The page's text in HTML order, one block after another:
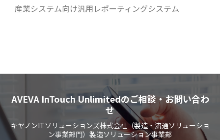
産業システム向け汎用レポーティングシステム
AVEVA InTouch Unlimitedのご相談・お問い合わ
せ
キヤノンITソリューションズ株式会社（製造・流通ソリューショ
ン事業部門）製造ソリューション事業部